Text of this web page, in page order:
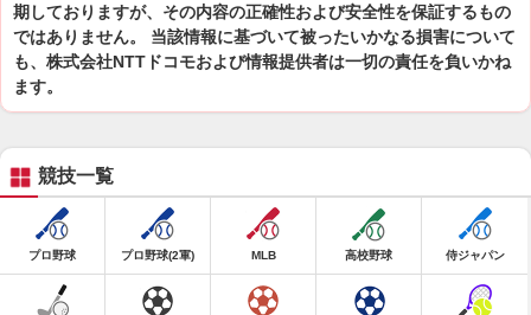
期しておりますが、その内容の正確性および安全性を保証するもの
ではありません。 当該情報に基づいて被ったいかなる損害について
も、株式会社NTTドコモおよび情報提供者は一切の責任を負いかね
ます。
競技一覧
プロ野球 プロ野球(2軍) MLB 高校野球 侍ジャパン